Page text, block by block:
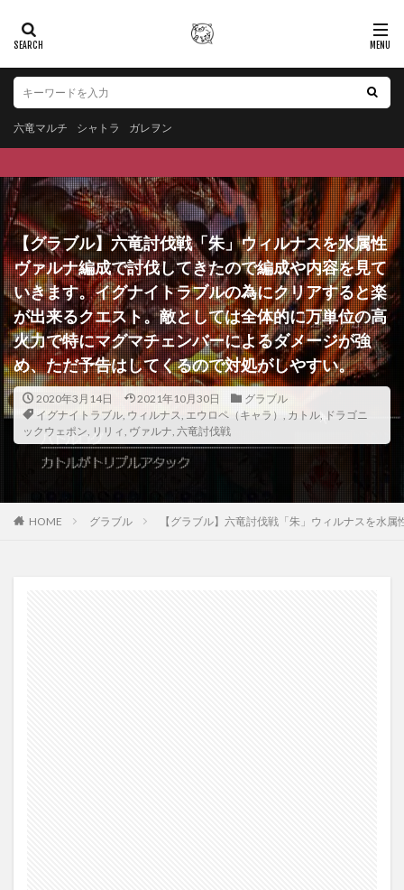
六竜マルチ シャトラ ガレヲン
【グラブル】六竜討伐戦「朱」ウィルナスを水属性
ヴァルナ編成で討伐してきたので編成や内容を見て
いきます。イグナイトラブルの為にクリアすると楽
が出来るクエスト。敵としては全体的に万単位の高
火力で特にマグマチェンバーによるダメージが強
め、ただ予告はしてくるので対処がしやすい。
2020年3月14日 2021年10月30日
グラブル
イグナイトラブル, ウィルナス, エウロペ（キャラ） , カトル, ドラゴニ
ックウェポン, リリィ, ヴァルナ, 六竜討伐戦
HOME グラブル 【グラブル】六竜討伐戦「朱」ウィルナスを水